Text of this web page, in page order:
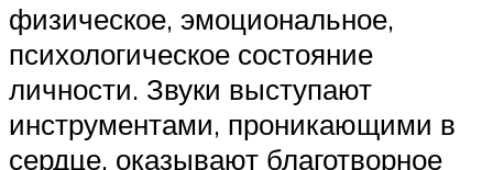
физическое, эмоциональное,
психологическое состояние
личности. Звуки выступают
инструментами, проникающими в
сердце, оказывают благотворное